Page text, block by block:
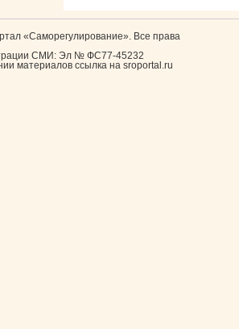
«Саморегулирование». Все права
СМИ: Эл № ФС77-45232
материалов ссылка на sroportal.ru